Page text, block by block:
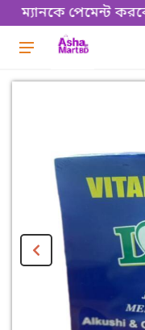
পেমেন্ট